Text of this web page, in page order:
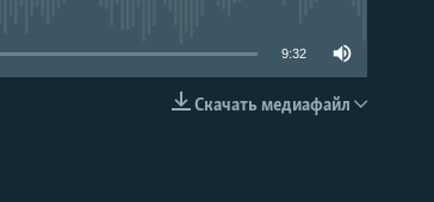
EMBED
9:32
Скачать медиафайл